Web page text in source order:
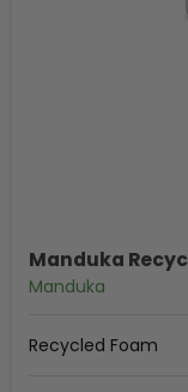
Manduka
Manduka
Recycled Foam